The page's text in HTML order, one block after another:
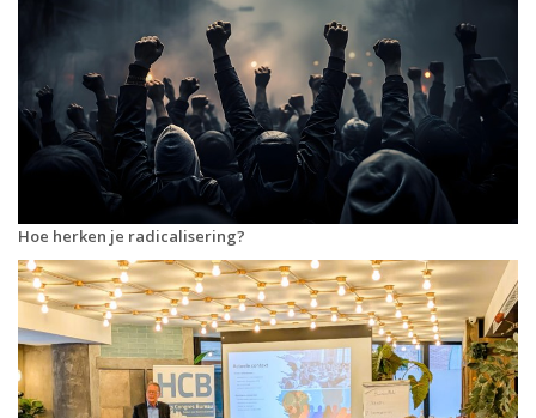
Hoe herken je radicalisering?